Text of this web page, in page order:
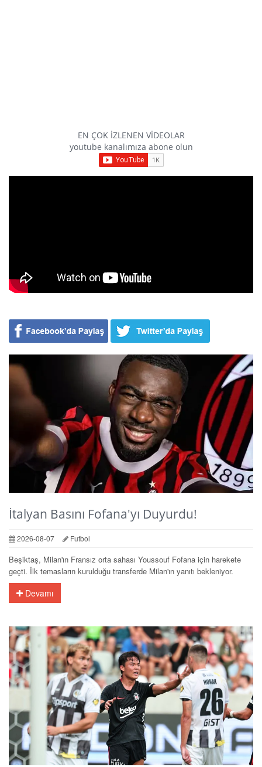
EN ÇOK İZLENEN VİDEOLAR
youtube kanalımıza abone olun
İtalyan Basını Fofana'yı Duyurdu!
2026-08-07 Futbol
Beşiktaş, Milan'ın Fransız orta sahası Youssouf Fofana için harekete
geçti. İlk temasların kurulduğu transferde Milan'ın yanıtı bekleniyor.
Devamı